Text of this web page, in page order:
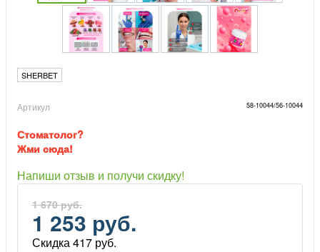
SHERBET
Артикул 58-10044/56-10044
Стоматолог?
Жми сюда!
Напиши отзыв и получи скидку!
1 670 руб.
1 253 руб.
Скидка 417 руб.